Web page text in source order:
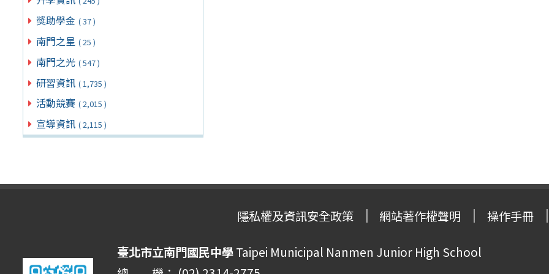
獎助學金 ( 37 )
南門之星 ( 25 )
南門之光 ( 547 )
研習資訊 ( 1,735 )
活動競賽 ( 2,015 )
宣導資訊 ( 2,115 )
隱私權及資訊安全政策 網站著作權聲明 操作手冊
臺北市立南門國民中學Taipei Municipal Nanmen Junior High School